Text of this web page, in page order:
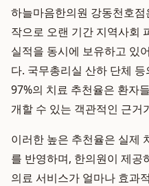
하늘마음한의원 강동천호
작으로 오랜 기간 지역사회
실적을 동시에 보유하고 있
다. 국무총리실 산하 단체
97%의 치료 추천율은 환자
개할 수 있는 객관적인 근거
이러한 높은 추천율은 실제
를 반영하며, 한의원이 제공
의료 서비스가 얼마나 효과